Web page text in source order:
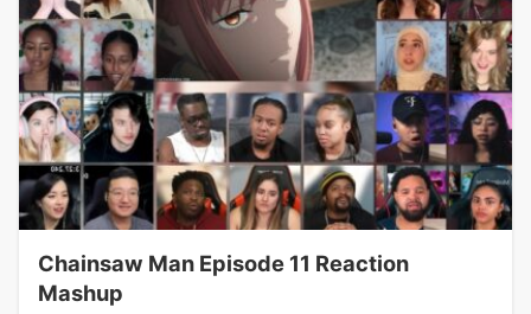
Chainsaw Man Episode 11 Reaction
Mashup